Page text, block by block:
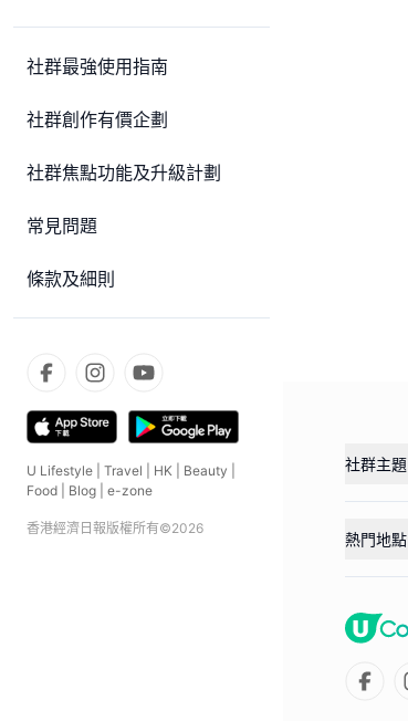
社群最強使用指南
社群創作有價企劃
社群焦點功能及升級計劃
常見問題
條款及細則
U Lifestyle Travel HK Beauty
Food
Blog e-zone
香港經濟日報版權所有©2026
社群主題
熱門地點